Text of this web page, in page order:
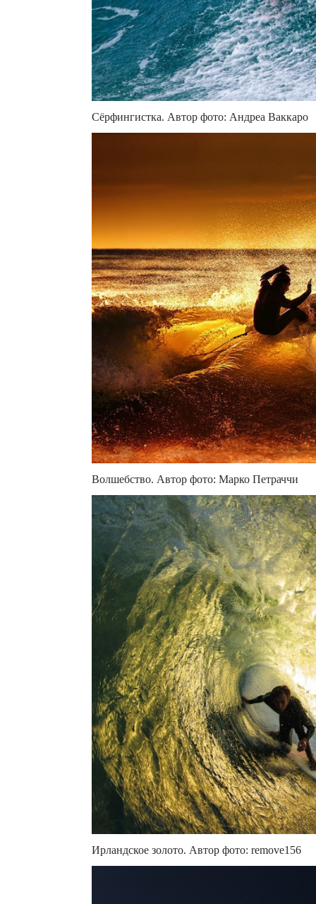
Сёрфингистка. Автор фото: Андреа Ваккаро
Волшебство. Автор фото: Марко Петраччи
Ирландское золото. Автор фото: remove156